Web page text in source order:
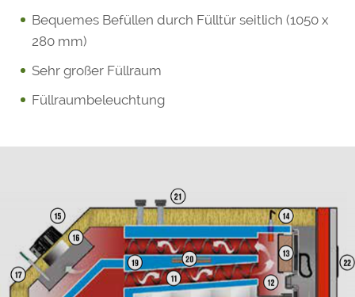
Bequemes Befüllen durch Fülltür seitlich (1050 x
280 mm)
Sehr großer Füllraum
Füllraumbeleuchtung